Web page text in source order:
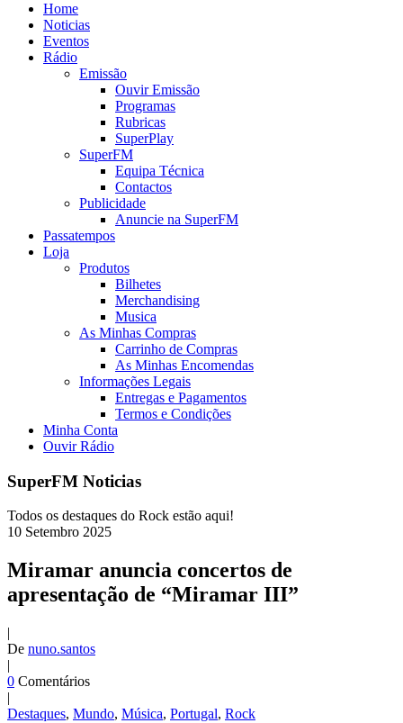
Home
Noticias
Eventos
Rádio
Emissão
Ouvir Emissão
Programas
Rubricas
SuperPlay
SuperFM
Equipa Técnica
Contactos
Publicidade
Anuncie na SuperFM
Passatempos
Loja
Produtos
Bilhetes
Merchandising
Musica
As Minhas Compras
Carrinho de Compras
As Minhas Encomendas
Informações Legais
Entregas e Pagamentos
Termos e Condições
Minha Conta
Ouvir Rádio
SuperFM Noticias
Todos os destaques do Rock estão aqui!
10 Setembro 2025
Miramar anuncia concertos de
apresentação de “Miramar III”
|
De nuno.santos
|
0 Comentários
|
Destaques, Mundo, Música, Portugal, Rock